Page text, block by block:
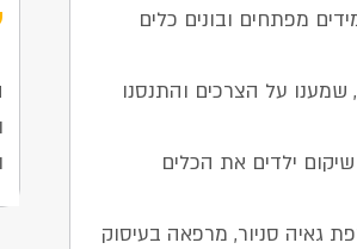
3!), התלמידים מפתחים ובונים כלים
שמענו על הצרכים והתנסנו
ילדים את הכלים
גאיה סניור, מרפאה בעיסוק